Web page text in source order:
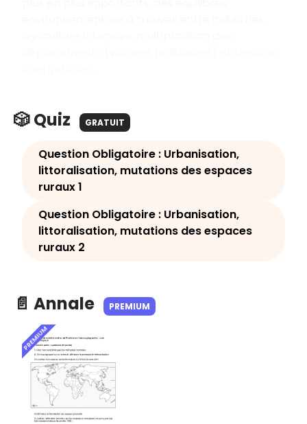
🎲 Quiz GRATUIT
Question Obligatoire : Urbanisation,
littoralisation, mutations des espaces
ruraux 1
Question Obligatoire : Urbanisation,
littoralisation, mutations des espaces
ruraux 2
📄 Annale PREMIUM
PREMIUM